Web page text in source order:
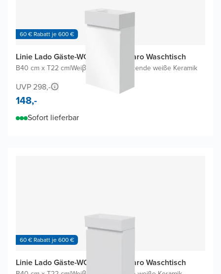
60 € Rabatt je 600 €
Linie Lado Gäste-WC Möbel mit Baro Waschtisch
B40 cm x T22 cm|Weiβ glänzend Glänzende weiße Keramik
UVP 298,-
148,-
Sofort lieferbar
60 € Rabatt je 600 €
Linie Lado Gäste-WC Möbel mit Baro Waschtisch